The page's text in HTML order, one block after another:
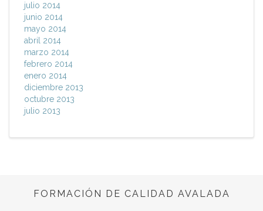
julio 2014
junio 2014
mayo 2014
abril 2014
marzo 2014
febrero 2014
enero 2014
diciembre 2013
octubre 2013
julio 2013
FORMACIÓN DE CALIDAD AVALADA